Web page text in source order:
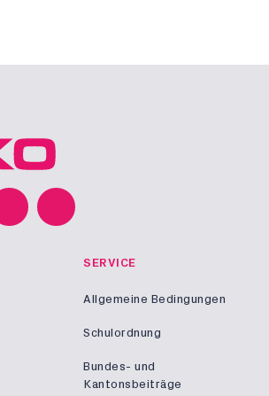
SERVICE
Allgemeine Bedingungen
Schulordnung
Bundes- und
Kantonsbeiträge